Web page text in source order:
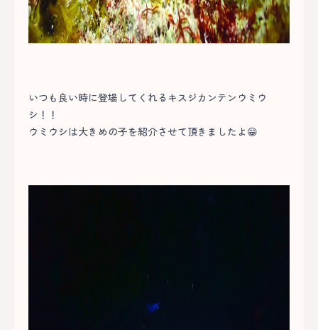
いつも良い時に登場してくれるキスジカンテンウミウ
シ！！
ウミウシは大きめの子を紹介させて頂きましたよ😁